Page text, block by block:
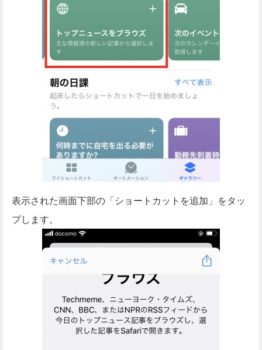
表示された画面下部の「ショートカットを追加」をタッ
プします。